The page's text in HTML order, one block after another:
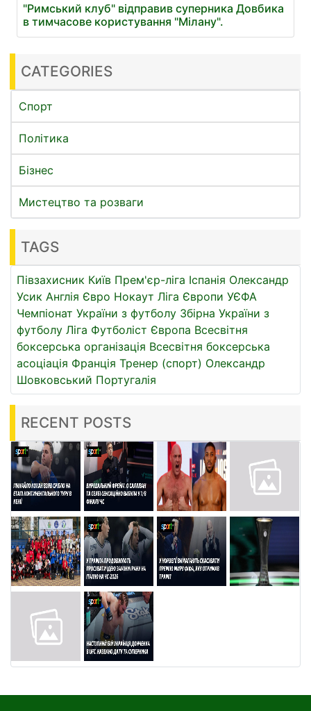
"Римський клуб" відправив суперника Довбика
в тимчасове користування "Мілану".
CATEGORIES
Спорт
Політика
Бізнес
Мистецтво та розваги
TAGS
Півзахисник Київ Прем'єр-ліга Іспанія Олександр
Усик Англія Євро Нокаут Ліга Європи УЄФА
Чемпіонат України з футболу Збірна України з
футболу Ліга Футболіст Європа Всесвітня
боксерська організація Всесвітня боксерська
асоціація Франція Тренер (спорт) Олександр
Шовковський Португалія
RECENT POSTS